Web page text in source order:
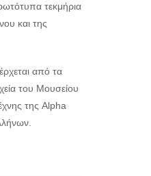
τεκμήρια
και της
από τα
του Μουσείου
της Alpha